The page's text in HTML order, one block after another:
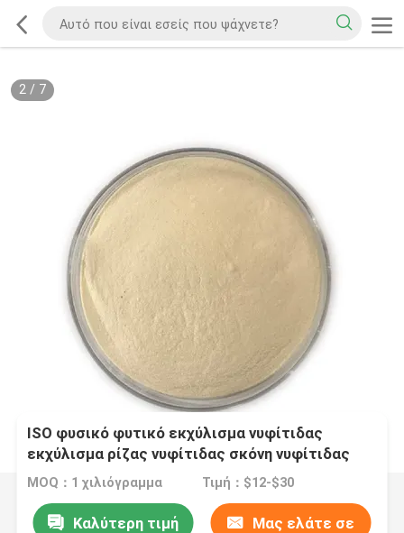
2/ 7
ISO φυσικό φυτικό εκχύλισμα νυφίτιδας
εκχύλισμα ρίζας νυφίτιδας σκόνη νυφίτιδας
σκόνη τροφικής ποιότητας διατροφικό
υποκατάστατο γεύματος
MOQ：1 χιλιόγραμμα Τιμή：$12-$30
Καλύτερη τιμή Μας ελάτε σε